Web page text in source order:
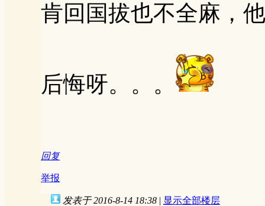
肯回国拔也不全麻，
后悔呀。。。
回复
举报
发表于 2016-8-14 18:38 | 显示全部楼层